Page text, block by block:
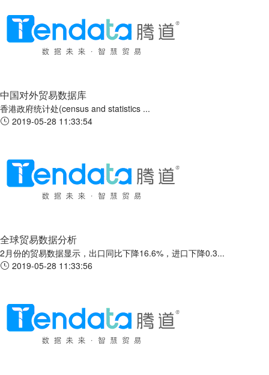
中国对外贸易数据库
香港政府统计处(census and statistics ...
2019-05-28 11:33:54
全球贸易数据分析
2月份的贸易数据显示，出口同比下降16.6%，进口下降0.3...
2019-05-28 11:33:56